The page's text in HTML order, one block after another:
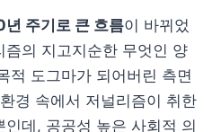
주기로 큰 흐름이 바뀌었
의 지고지순한 무엇인 양
적 도그마가 되어버린 측면
경 속에서 저널리즘이 취한
데, 공공성 높은 사회적 의